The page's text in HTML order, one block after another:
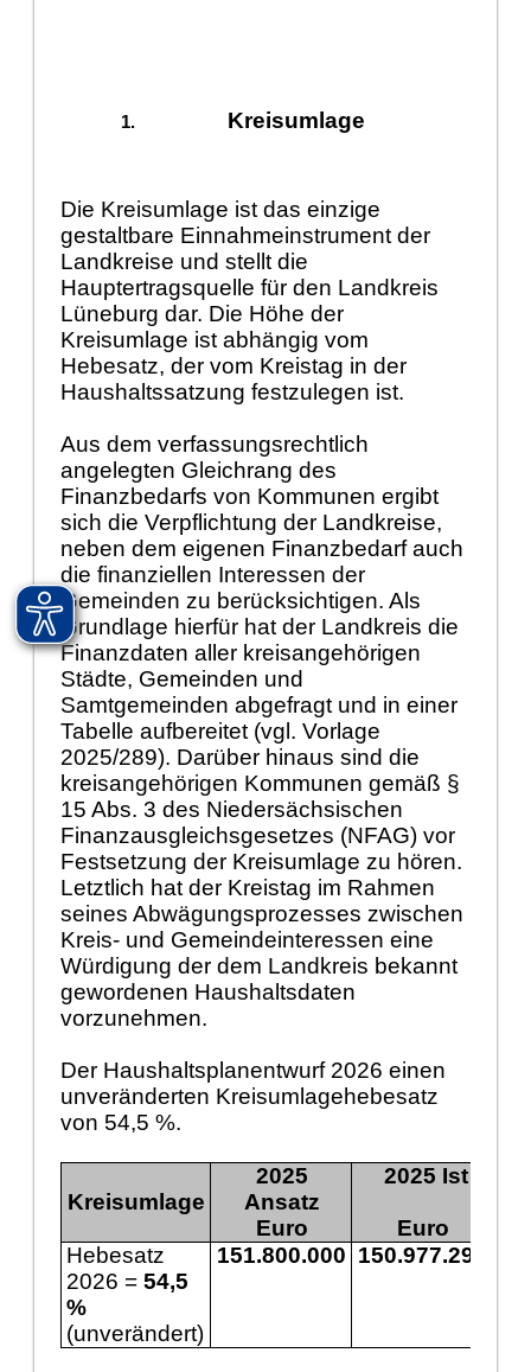
Kreisumlage
Die Kreisumlage ist das einzige
gestaltbare Einnahmeinstrument der
Landkreise und stellt die
Hauptertragsquelle für den Landkreis
Lüneburg dar. Die Höhe der
Kreisumlage ist abhängig vom
Hebesatz, der vom Kreistag in der
Haushaltssatzung festzulegen ist.
Aus dem verfassungsrechtlich
angelegten Gleichrang des
Finanzbedarfs von Kommunen ergibt
sich die Verpflichtung der Landkreise,
neben dem eigenen Finanzbedarf auch
die finanziellen Interessen der
Gemeinden zu berücksichtigen. Als
Grundlage hierfür hat der Landkreis die
Finanzdaten aller kreisangehörigen
Städte, Gemeinden und
Samtgemeinden abgefragt und in einer
Tabelle aufbereitet (vgl. Vorlage
2025/289). Darüber hinaus sind die
kreisangehörigen Kommunen gemäß §
15 Abs. 3 des Niedersächsischen
Finanzausgleichsgesetzes (NFAG) vor
Festsetzung der Kreisumlage zu hören.
Letztlich hat der Kreistag im Rahmen
seines Abwägungsprozesses zwischen
Kreis- und Gemeindeinteressen eine
Würdigung der dem Landkreis bekannt
gewordenen Haushaltsdaten
vorzunehmen.
Der Haushaltsplanentwurf 2026 einen
unveränderten Kreisumlagehebesatz
von 54,5 %.
Kreisumlage
2025
Ansatz
2025 Ist
Euro
Euro
Hebesatz
2026 =54,5
%
(unverändert)
151.800.000 150.977.291